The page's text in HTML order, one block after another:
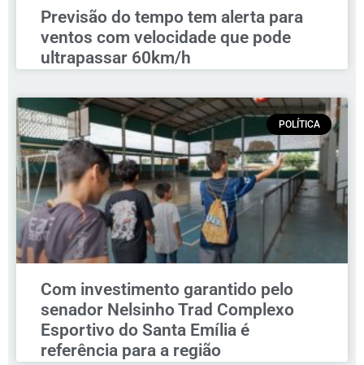
Previsão do tempo tem alerta para
ventos com velocidade que pode
ultrapassar 60km/h
POLÍTICA
Com investimento garantido pelo
senador Nelsinho Trad Complexo
Esportivo do Santa Emília é
referência para a região